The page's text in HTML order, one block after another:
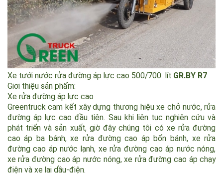
Xe tưới nước rửa đường áp lực cao 500/700 lítGR.BY R7
Giơi thiệu sản phẩm:
Xe rửa đường áp lực cao
Greentruck cam kết xây dựng thương hiệu xe chở nước, rửa
đường áp lực cao đầu tiên. Sau khi liên tục nghiên cứu và
phát triển và sản xuất, giờ đây chúng tôi có xe rửa đường
cao áp ba bánh, xe rửa đường cao áp bốn bánh, xe rửa